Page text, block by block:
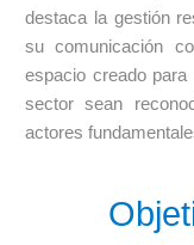
destaca la gestión
su comunicación
espacio creado
sector sean
actores